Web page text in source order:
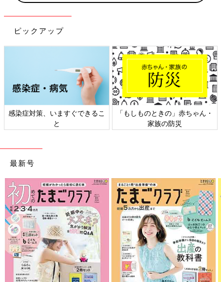
ピックアップ
感染症対策、いますぐできるこ
と
「もしものときの」赤ちゃん・
家族の防災
最新号